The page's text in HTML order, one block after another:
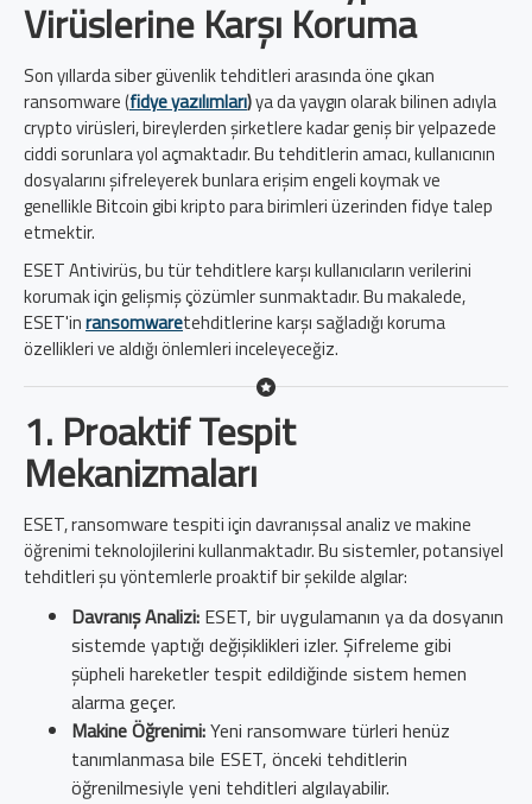
Virüslerine Karşı Koruma
Son yıllarda siber güvenlik tehditleri arasında öne çıkan
ransomware (fidye yazılımları)ya da yaygın olarak bilinen adıyla
crypto virüsleri, bireylerden şirketlere kadar geniş bir yelpazede
ciddi sorunlara yol açmaktadır. Bu tehditlerin amacı, kullanıcının
dosyalarını şifreleyerek bunlara erişim engeli koymak ve
genellikle Bitcoin gibi kripto para birimleri üzerinden fidye talep
etmektir.
ESET Antivirüs, bu tür tehditlere karşı kullanıcıların verilerini
korumak için gelişmiş çözümler sunmaktadır. Bu makalede,
ESET'inransomwaretehditlerine karşı sağladığı koruma
özellikleri ve aldığı önlemleri inceleyeceğiz.
1. Proaktif Tespit
Mekanizmaları
ESET, ransomware tespiti için davranışsal analiz ve makine
öğrenimi teknolojilerini kullanmaktadır. Bu sistemler, potansiyel
tehditleri şu yöntemlerle proaktif bir şekilde algılar:
Davranış Analizi: ESET, bir uygulamanın ya da dosyanın
sistemde yaptığı değişiklikleri izler. Şifreleme gibi
şüpheli hareketler tespit edildiğinde sistem hemen
alarma geçer.
Makine Öğrenimi:Yeni ransomware türleri henüz
tanımlanmasa bile ESET, önceki tehditlerin
öğrenilmesiyle yeni tehditleri algılayabilir.